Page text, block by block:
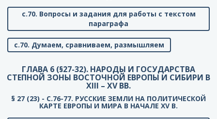
с.70. Вопросы и задания для работы с текстом
параграфа
с.70. Думаем, сравниваем, размышляем
ГЛАВА 6 (§27-32). НАРОДЫ И ГОСУДАРСТВА
СТЕПНОЙ ЗОНЫ ВОСТОЧНОЙ ЕВРОПЫ И СИБИРИ В
XIII – XV ВВ.
§ 27 (23) - C.76-77. РУССКИЕ ЗЕМЛИ НА ПОЛИТИЧЕСКОЙ
КАРТЕ ЕВРОПЫ И МИРА В НАЧАЛЕ XV В.